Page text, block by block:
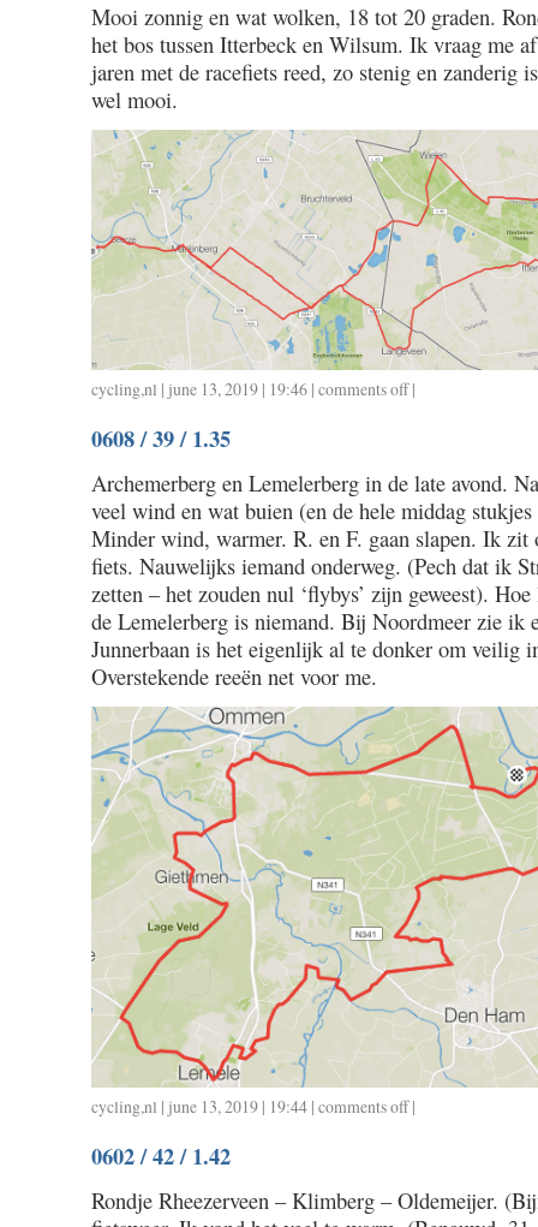
/
0.40
Mooi zonnig en wat wolken, 18 tot 20 graden.
het bos tussen Itterbeck en Wilsum. Ik vraag me
jaren met de racefiets reed, zo stenig en zanderig
wel mooi.
cycling,nl | june 13, 2019 | 19:46 | comments offon
/
2.52
|
0608 / 39 / 1.35
Archemerberg en Lemelerberg in de late avond.
veel wind en wat buien (en de hele middag
Minder wind, warmer. R. en F. gaan slapen. Ik zit
fiets. Nauwelijks iemand onderweg. (Pech dat ik
zetten – het zouden nul ‘flybys’ zijn geweest).
de Lemelerberg is niemand. Bij Noordmeer zie ik
Junnerbaan is het eigenlijk al te donker om veilig
Overstekende reeën net voor me.
cycling,nl | june 13, 2019 | 19:44 | comments offon
/
1.35
|
0602 / 42 / 1.42
Rondje Rheezerveen – Klimberg – Oldemeijer.